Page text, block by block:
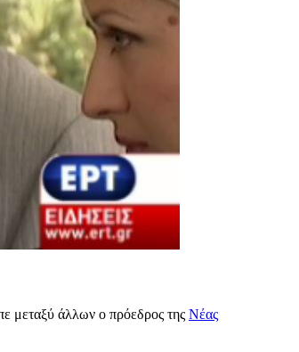
μεταξύ άλλων ο πρόεδρος της Νέας